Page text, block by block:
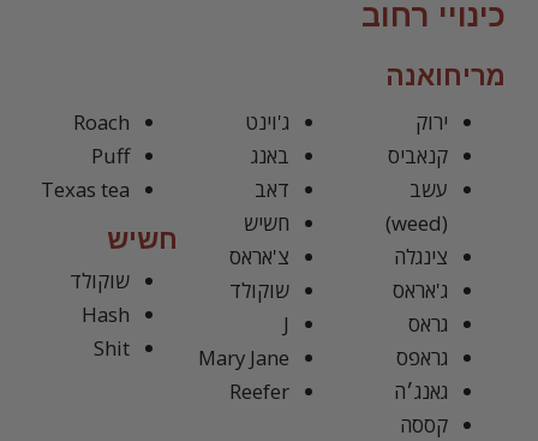
כינויי רחוב
מריחואנה
ירוק
קנאביס
עשב
(weed)
צינגלה
ג'אראס
גראס
גראפס
גאנג׳ה
קססה
ג'וינט
באנג
דאב
חשיש
צ'אראס
שוקולד
J
Mary Jane
Reefer
Roach
Puff
Texas tea
חשיש
שוקולד
Hash
Shit